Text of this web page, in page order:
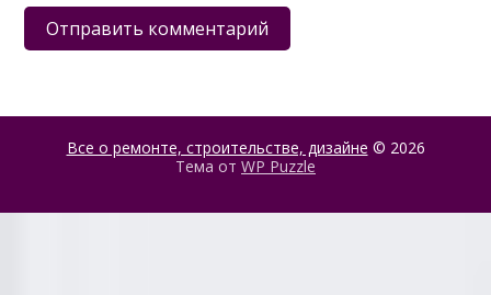
Все о ремонте, строительстве, дизайне © 2026
Тема от WP Puzzle